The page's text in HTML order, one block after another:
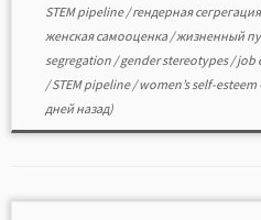
STEM pipeline/гендерная сегрегация
женская самооценка/жизненный
segregation /gender stereotypes/job
/STEM pipeline/women’s self-esteem
дней назад)